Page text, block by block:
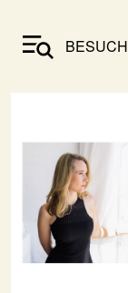
BESUCH